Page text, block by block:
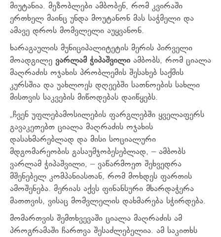
მიუტანია. მეზობლები ამბობენ, რომ კვირაში
ერთხელ მაინც უნდა მოუტანონ მას საჭმელი და
ამავე დროს მომვლელი აუყვანონ.
ხარაგაულის მუნიციპალიტეტის მერის პირველი
მოადგილე ვარლამ ჭიპაშვილი ამბობს, რომ ციალა
მაღრაძის ოჯახის პრობლემის შესახებ საქმის
კურსშია და უახლოეს დღეებში სათნოების სახლი
მისთვის საკვების მიწოდებას დაიწყებს.
„ჩვენ უფლებამოსილების ფარგლებში ყველაფერს
გავაკეთებთ ციალა მაღრაძის ოჯახის
დასახმარებლად და მისი სოციალური
მდგომარეობის გასაუმჯობესებლად, – ამბობს
ვარლამ ჭიპაშვილი, – ვაწარმოეთ შეხვედრა
მშენებელ კომპანიასთან, რომ მოხდეს ფართის
ამოშენება. მერიას აქვს ფინანსური მხარდაჭერა
მათთვის, ვისაც მომვლელის დახმარება სჭირდება.
მომართვის შემთხვევაში ციალა მაღრაძის ამ
პროგრამაში ჩართვა შესაძლებელია. ამ საკითხს